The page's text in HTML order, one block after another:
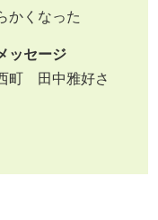
かくなった
ッセージ
町 田中雅好さ